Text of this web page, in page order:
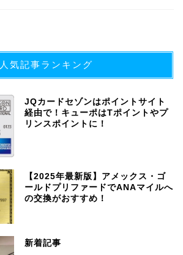
人気記事ランキング
JQカードセゾンはポイントサイト
経由で！キューポはTポイントやプ
リンスポイントに！
【2025年最新版】アメックス・ゴ
ールドプリファードでANAマイルへ
の交換がおすすめ！
新着記事